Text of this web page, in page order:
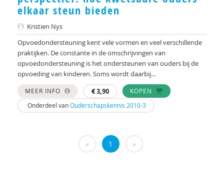
Sonja
Taylor
Voorst van Beest, M. van
René . Spitz
Daniël . Stuit
René .C. Hoksbergen
elkaar steun bieden
Kristien Nys
Opvoedondersteuning kent vele vormen en veel verschillende
praktijken. De constante in de omschrijvingen van
opvoedondersteuning is het ondersteunen van ouders bij de
opvoeding van kinderen. Soms wordt daarbij...
MEER INFO €3,90
KOPEN
Onderdeel vanOuderschapskennis 2010-3
« 1 »